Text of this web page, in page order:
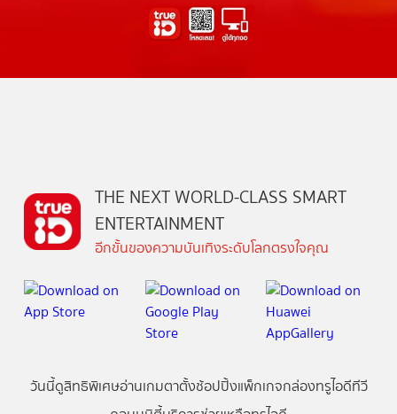
THE NEXT WORLD-CLASS SMART
ENTERTAINMENT
อีกขั้นของความบันเทิงระดับโลกตรงใจคุณ
วันนี้ดูสิทธิพิเศษอ่านเกมตาตั้งช้อปปิ้งแพ็กเกจกล่องทรูไอดีทีวี